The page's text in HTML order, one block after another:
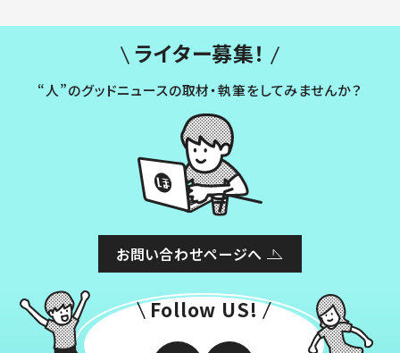
ライター募集！
“人”のグッドニュースの取材・執筆をしてみませんか？
お問い合わせページへ
Follow US!